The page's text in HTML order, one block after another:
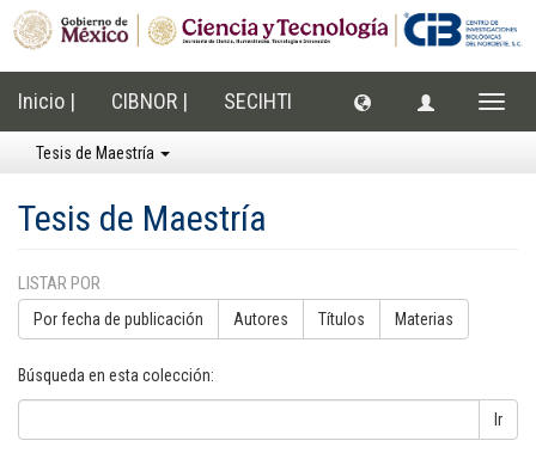
Inicio | CIBNOR | SECIHTI
Tesis de Maestría
Tesis de Maestría
LISTAR POR
Por fecha de publicación Autores Títulos Materias
Búsqueda en esta colección:
Ir